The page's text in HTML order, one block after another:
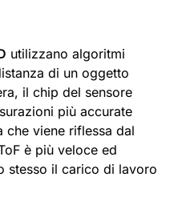
utilizzano algoritmi
di un oggetto
il chip del sensore
più accurate
che viene riflessa dal
è più veloce ed
stesso il carico di lavoro